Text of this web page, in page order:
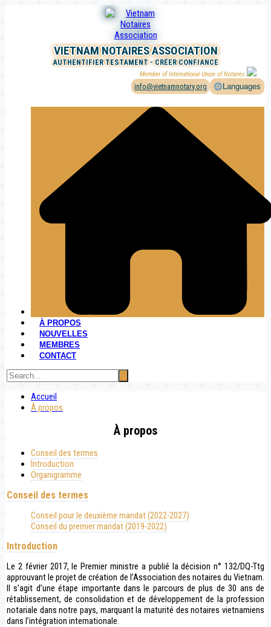
VIETNAM NOTAIRES ASSOCIATION
AUTHENTIFIER TESTAMENT - CRÉER CONFIANCE
Member of International Union of Notaries
info@vietnamnotary.org Languages
À PROPOS
NOUVELLES
MEMBRES
CONTACT
Accueil
À propos
À propos
Conseil des termes
Introduction
Organigramme
Conseil des termes
Conseil pour le deuxième mandat (2022-2027)
Conseil du premier mandat (2019-2022)
Introduction
Le 2 février 2017, le Premier ministre a publié la décision n° 132/DQ-Ttg
approuvant le projet de création de l’Association des notaires du Vietnam.
Il s’agit d’une étape importante dans le parcours de plus de 30 ans de
rétablissement, de consolidation et de développement de la profession
notariale dans notre pays, marquant la maturité des notaires vietnamiens
dans l’intégration internationale.